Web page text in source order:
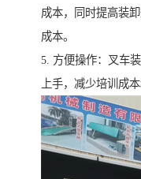
成本，同时提高装
成本。
5. 方便操作：叉车
上手，减少培训成本